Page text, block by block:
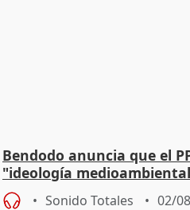
Bendodo anuncia que el
"ideología
playas
Sonido Totales 02/